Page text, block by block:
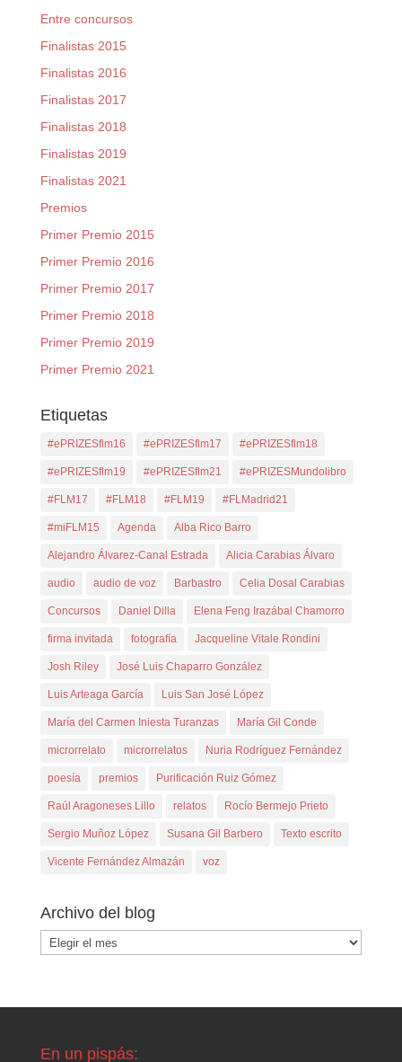
Entre concursos
Finalistas 2015
Finalistas 2016
Finalistas 2017
Finalistas 2018
Finalistas 2019
Finalistas 2021
Premios
Primer Premio 2015
Primer Premio 2016
Primer Premio 2017
Primer Premio 2018
Primer Premio 2019
Primer Premio 2021
Etiquetas
#ePRIZESflm16 #ePRIZESflm17 #ePRIZESflm18
#ePRIZESflm19 #ePRIZESflm21 #ePRIZESMundolibro
#FLM17 #FLM18 #FLM19 #FLMadrid21
#miFLM15 Agenda Alba Rico Barro
Alejandro Álvarez-Canal Estrada Alicia Carabias Álvaro
audio audio de voz Barbastro Celia Dosal Carabias
Concursos Daniel Dilla Elena Feng Irazábal Chamorro
firma invitada fotografía Jacqueline Vitale Rondini
Josh Riley José Luis Chaparro González
Luis Arteaga García Luis San José López
María del Carmen Iniesta Turanzas María Gil Conde
microrrelato microrrelatos Nuria Rodríguez Fernández
poesía premios Purificación Ruiz Gómez
Raúl Aragoneses Lillo relatos Rocío Bermejo Prieto
Sergio Muñoz López Susana Gil Barbero Texto escrito
Vicente Fernández Almazán voz
Archivo del blog
Archivo
del
En un pispás: